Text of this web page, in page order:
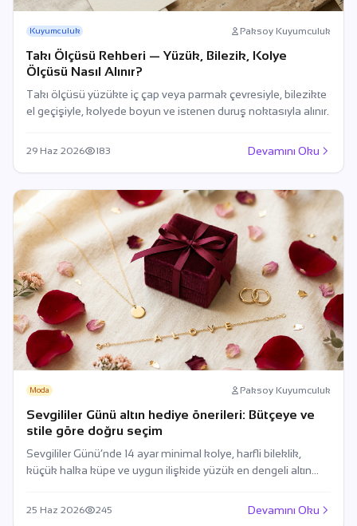
Kuyumculuk Paksoy Kuyumculuk
Takı Ölçüsü Rehberi — Yüzük, Bilezik, Kolye
Ölçüsü Nasıl Alınır?
Takı ölçüsü yüzükte iç çap veya parmak çevresiyle, bilezikte
el geçişiyle, kolyede boyun ve istenen duruş noktasıyla alınır.
29 Haz 2026 183 Devamını Oku
Moda Paksoy Kuyumculuk
Sevgililer Günü altın hediye önerileri: Bütçeye ve
stile göre doğru seçim
Sevgililer Günü’nde 14 ayar minimal kolye, harfli bileklik,
küçük halka küpe ve uygun ilişkide yüzük en dengeli altın
25 Haz 2026 245 Devamını Oku